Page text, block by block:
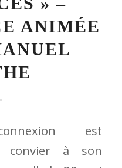
le 20 mai
conférence sur la
Veiller sur les
: